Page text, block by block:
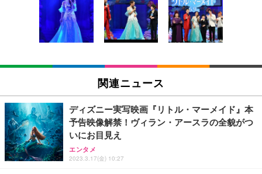
い 跳ね上げ式アームレスト コンパクト 約105度ロッ
キング pc 事務椅子 360度回転 座面昇降 強化ナイロ
ン樹脂ベース 通気性メッシュ 在宅ワーク H-WY01
(黒網+黒枠+黒足)
￥5,699
SIHOO B100 オフィスチェア／デスクチェア メッシ
ュチェア 人間工学 疲れない ブラック
￥27,999
Sezlife オフィスチェア デスクチェア 疲れない テレ
ワーク チェア 強化バックレスト 30度ロッキング機
能 人間工学 椅子 腰サポート 90度跳ね上げ式アーム
レスト 3Dヘッドレスト ハンガー付き 高反発クッシ
EV3240X-WT | 31.5型4K UHD・USB Type-C・ホワ
イト
￥105,595
EIZO ビジネス向けプレミアムモニター | FlexScan
￥109,572
【純正品】27"ゲーミングモニター DualSense 充電
フック付き（CFI-ZDM1J）
￥49,979
回使い捨て 無香料 ホワイト 300枚
￥3,373
Amazonベーシック ペットシーツ 厚型 ワイド 42枚
x2袋(84枚) ホワイト(吸収面:ライトブルー)
￥3,234
ネオ・ルーライフ ネオ・オムツ L 中型犬用 26枚入
り 単品
￥1,800
関連ニュース
ディズニー実写映画『リトル・マーメイド』本
予告映像解禁！ヴィラン・アースラの全貌がつ
いにお目見え
エンタメ
2023.3.17(金) 10:27